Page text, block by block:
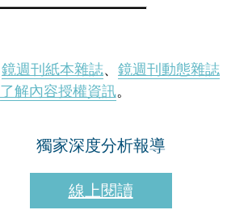
鏡週刊紙本雜誌、 鏡週刊動態雜誌
了解內容授權資訊。
獨家深度分析報導
線上閱讀